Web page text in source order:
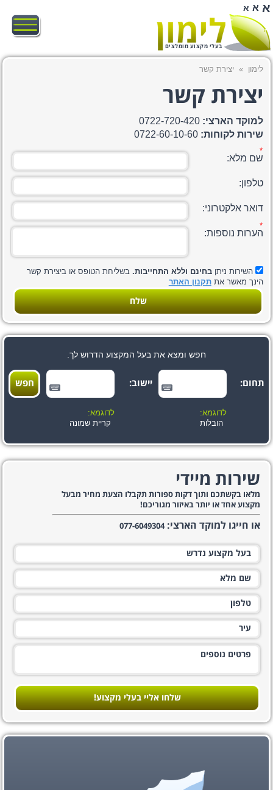
א א א
בעלי מקצוע מומלצים
לימון » יצירת קשר
יצירת קשר
למוקד הארצי: 0722-720-420
שירות לקוחות: 0722-60-10-60
שם מלא:
טלפון:
דואר אלקטרוני:
הערות נוספות:
השירות ניתןבחינם וללא התחייבות. בשליחת הטופס או ביצירת קשר
הינך מאשר אתתקנון האתר
שלח
חפש ומצא את בעל המקצוע הדרוש לך.
תחום:
לדוגמא:
הובלות
יישוב:
לדוגמא:
קריית שמונה
שירות מיידי
מלאו בקשתכם ותוך דקות ספורות תקבלו הצעת מחיר מבעל
מקצוע אחד או יותר באיזור מגוריכם!
או חייגו למוקד הארצי: 077-6049304
שלחו אליי בעלי מקצוע!